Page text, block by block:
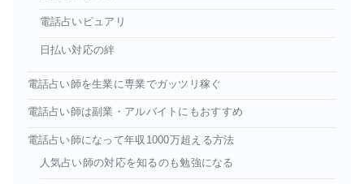
電話占いピュアリ
日払い対応の絆
電話占い師を生業に専業でガッツリ稼ぐ
電話占い師は副業・アルバイトにもおすすめ
電話占い師になって年収1000万超える方法
人気占い師の対応を知るのも勉強になる